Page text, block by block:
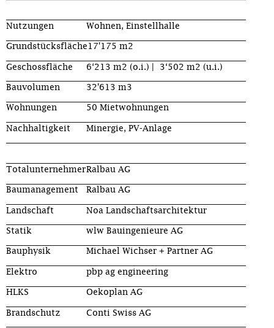
Nutzungen Wohnen, Einstellhalle
Grundstücksfläche 17'175 m2
Geschossfläche 6‘213 m2 (o.i.) | 3‘502 m2 (u.i.)
Bauvolumen 32'613 m3
Wohnungen 50 Mietwohnungen
Nachhaltigkeit Minergie, PV-Anlage
TotalunternehmerRalbau AG
Baumanagement Ralbau AG
Landschaft Noa Landschaftsarchitektur
Statik wlw Bauingenieure AG
Bauphysik Michael Wichser + Partner AG
Elektro pbp ag engineering
HLKS Oekoplan AG
Brandschutz Conti Swiss AG